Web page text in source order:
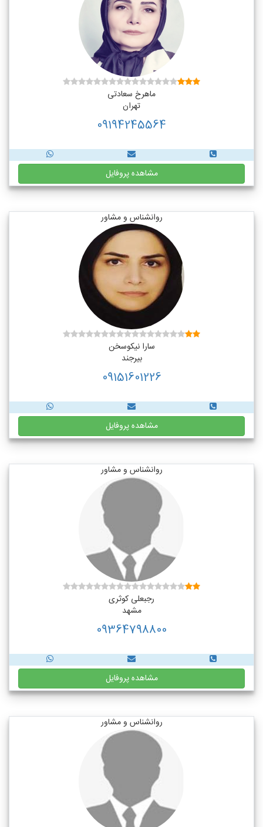
ماهرخ سعادتی
تهران
09194245564
مشاهده پروفایل
روانشناس و مشاور
سارا نیکوسخن
بیرجند
09151601226
مشاهده پروفایل
روانشناس و مشاور
رجبعلی کوثری
مشهد
09364798800
مشاهده پروفایل
روانشناس و مشاور